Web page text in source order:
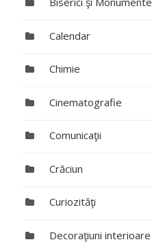
Calendar
Chimie
Cinematografie
Comunicaţii
Crăciun
Curiozităţi
Decoraţiuni interioare